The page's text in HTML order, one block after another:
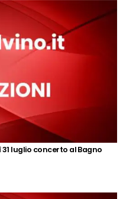
luglio concerto al Bagno